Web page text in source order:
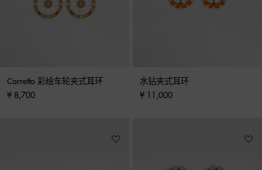
Carretto 彩绘车轮夹式耳环
¥ 8,700
水钻夹式耳环
¥ 11,000